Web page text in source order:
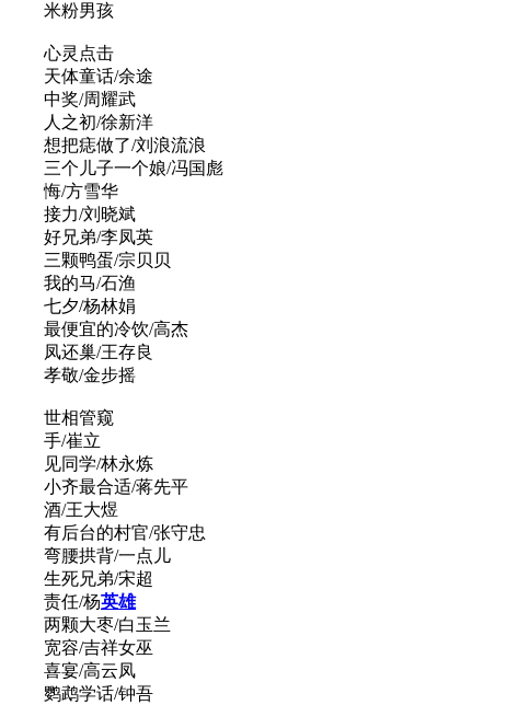
米粉男孩
心灵点击
天体童话/余途
中奖/周耀武
人之初/徐新洋
想把痣做了/刘浪流浪
三个儿子一个娘/冯国彪
悔/方雪华
接力/刘晓斌
好兄弟/李凤英
三颗鸭蛋/宗贝贝
我的马/石渔
七夕/杨林娟
最便宜的冷饮/高杰
凤还巢/王存良
孝敬/金步摇
世相管窥
手/崔立
见同学/林永炼
小齐最合适/蒋先平
酒/王大煜
有后台的村官/张守忠
弯腰拱背/一点儿
生死兄弟/宋超
责任/杨英雄
两颗大枣/白玉兰
宽容/吉祥女巫
喜宴/高云凤
鹦鹉学话/钟吾